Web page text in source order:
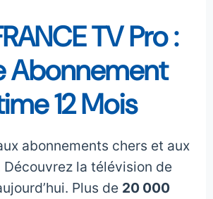
TV Pro :
Abonnement
12 Mois
abonnements chers et aux
Découvrez la télévision de
Plus de 20 000